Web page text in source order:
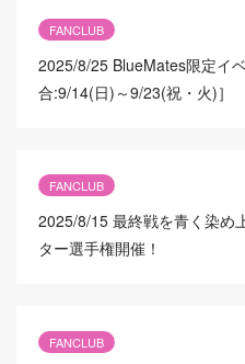
FANCLUB
2025/8/25 BlueMates限定イ
合:9/14(日)～9/23(祝・火)］
FANCLUB
2025/8/15 最終戦を青く染め
ター選手権開催！
FANCLUB